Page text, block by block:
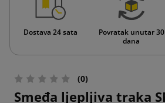
Dostava 24 sata
Povratak unutar 30
dana
(0)
Smeđa ljepljiva traka